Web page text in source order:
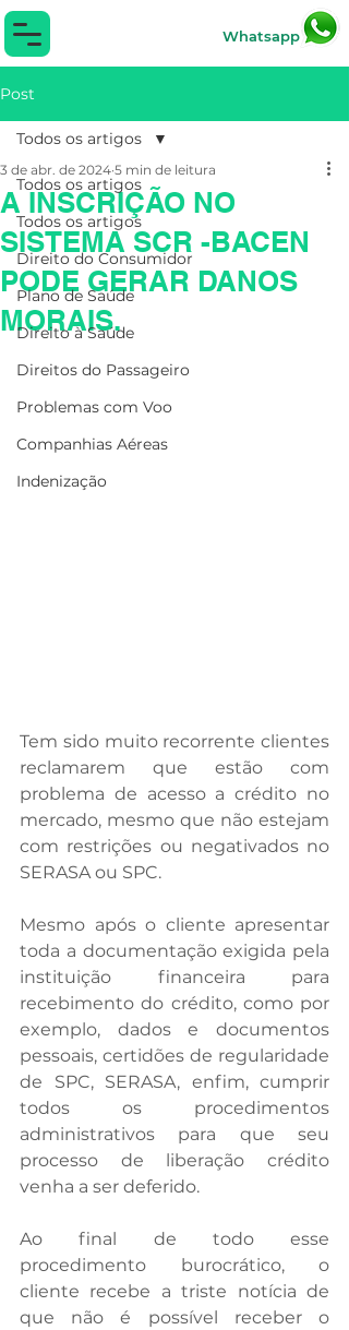
Whatsapp
Post
Todos os artigos
Todos os artigos
Direito do Consumidor
Plano de Saúde
Direito à Saúde
Direitos do Passageiro
Problemas com Voo
Companhias Aéreas
Indenização
Todos os artigos
A INSCRIÇÃO NO
SISTEMA SCR -BACEN
PODE GERAR DANOS
MORAIS.
3 de abr. de 2024 5 min de leitura
Tem sido muito recorrente clientes
reclamarem que estão com
problema de acesso a crédito no
mercado, mesmo que não estejam
com restrições ou negativados no
SERASA ou SPC.
Mesmo após o cliente apresentar
toda a documentação exigida pela
instituição financeira para
recebimento do crédito, como por
exemplo, dados e documentos
pessoais, certidões de regularidade
de SPC, SERASA, enfim, cumprir
todos os procedimentos
administrativos para que seu
processo de liberação crédito
venha a ser deferido.
Ao final de todo esse
procedimento burocrático, o
cliente recebe a triste notícia de
que não é possível receber o